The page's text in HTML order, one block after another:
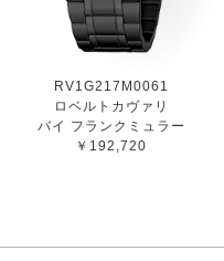
RV1G217M0061
ロベルトカヴァリ
バイ フランクミュラー
￥192,720